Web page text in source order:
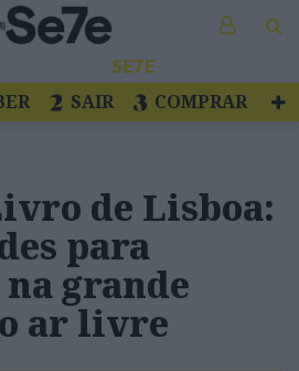
SE7E
SAIR
COMPRAR
de Lisboa:
para
grande
ar livre